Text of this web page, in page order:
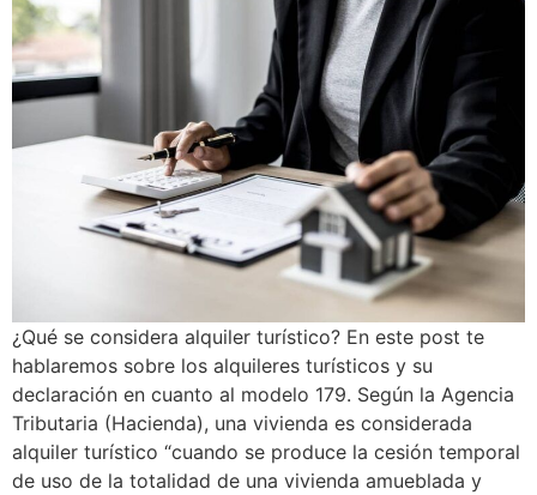
¿Qué se considera alquiler turístico? En este post te
hablaremos sobre los alquileres turísticos y su
declaración en cuanto al modelo 179. Según la Agencia
Tributaria (Hacienda), una vivienda es considerada
alquiler turístico “cuando se produce la cesión temporal
de uso de la totalidad de una vivienda amueblada y